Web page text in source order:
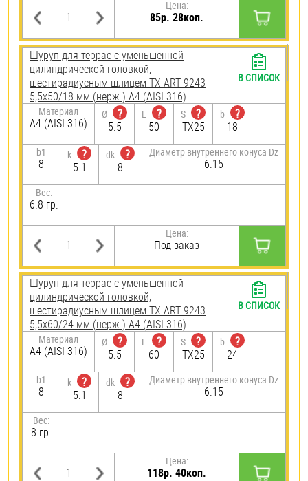
Цена:
85р. 28коп.
Шуруп для террас с уменьшенной
цилиндрической головкой,
шестирадиусным шлицем TX ART 9243
5,5х50/18 мм (нерж.) A4 (AISI 316)
Материал
A4 (AISI 316)
Ø
?
5.5
L
?
50
S
?
TX25
b
?
18
b1
8
k
?
5.1
dk
?
8
Диаметр внутреннего конуса Dz
6.15
Вес:
6.8 гр.
Цена:
Под заказ
В СПИСОК
Шуруп для террас с уменьшенной
цилиндрической головкой,
шестирадиусным шлицем TX ART 9243
5,5х60/24 мм (нерж.) A4 (AISI 316)
Материал
A4 (AISI 316)
Ø
?
5.5
L
?
60
S
?
TX25
b
?
24
b1
8
k
?
5.1
dk
?
8
Диаметр внутреннего конуса Dz
6.15
Вес:
8 гр.
Цена:
118р. 40коп.
В СПИСОК